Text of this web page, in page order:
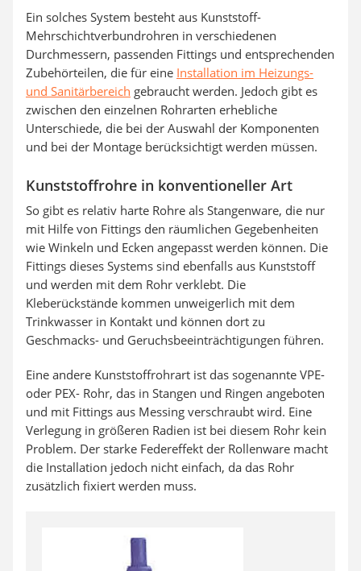
Ein solches System besteht aus Kunststoff-
Mehrschichtverbundrohren in verschiedenen
Durchmessern, passenden Fittings und entsprechenden
Zubehörteilen, die für eine Installation im Heizungs-
und Sanitärbereich gebraucht werden. Jedoch gibt es
zwischen den einzelnen Rohrarten erhebliche
Unterschiede, die bei der Auswahl der Komponenten
und bei der Montage berücksichtigt werden müssen.
Kunststoffrohre in konventioneller Art
So gibt es relativ harte Rohre als Stangenware, die nur
mit Hilfe von Fittings den räumlichen Gegebenheiten
wie Winkeln und Ecken angepasst werden können. Die
Fittings dieses Systems sind ebenfalls aus Kunststoff
und werden mit dem Rohr verklebt. Die
Kleberückstände kommen unweigerlich mit dem
Trinkwasser in Kontakt und können dort zu
Geschmacks- und Geruchsbeeinträchtigungen führen.
Eine andere Kunststoffrohrart ist das sogenannte VPE-
oder PEX- Rohr, das in Stangen und Ringen angeboten
und mit Fittings aus Messing verschraubt wird. Eine
Verlegung in größeren Radien ist bei diesem Rohr kein
Problem. Der starke Federeffekt der Rollenware macht
die Installation jedoch nicht einfach, da das Rohr
zusätzlich fixiert werden muss.